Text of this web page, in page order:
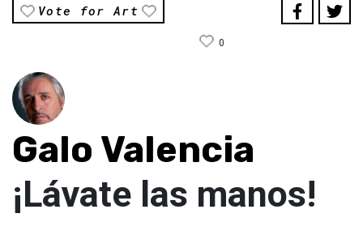
Vote for Art
0
Galo Valencia
¡Lávate las manos!